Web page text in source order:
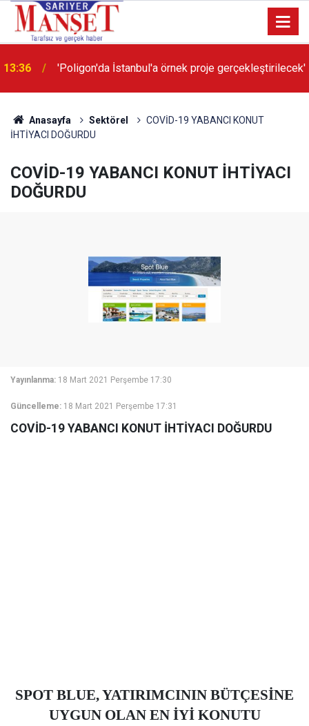
13:36 'Poligon'da İstanbul'a örnek proje gerçekleştirilecek'
Anasayfa Sektörel
COVİD-19 YABANCI KONUT
İHTİYACI DOĞURDU
COVİD-19 YABANCI KONUT İHTİYACI
DOĞURDU
Yayınlanma: 18 Mart 2021 Perşembe 17:30
Güncelleme: 18 Mart 2021 Perşembe 17:31
COVİD-19 YABANCI KONUT İHTİYACI DOĞURDU
SPOT BLUE, YATIRIMCININ BÜTÇESİNE
UYGUN OLAN EN İYİ KONUTU